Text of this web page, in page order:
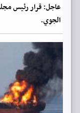
عاجل: قرار رئيس
الجوي.